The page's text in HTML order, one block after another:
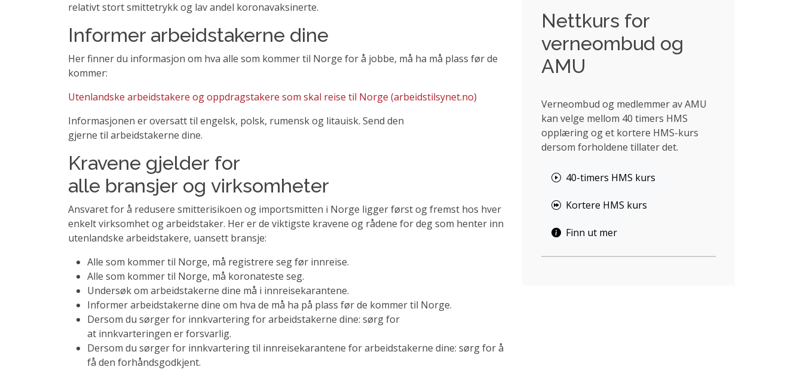
relativt stort smittetrykk og lav andel koronavaksinerte.
Informer arbeidstakerne dine
Her finner du informasjon om hva alle som kommer til Norge for å jobbe, må ha må plass før de
kommer:
Utenlandske arbeidstakere og oppdragstakere som skal reise til Norge (arbeidstilsynet.no)
Informasjonen er oversatt til engelsk, polsk, rumensk og litauisk. Send den
gjerne til arbeidstakerne dine.
Kravene gjelder for
alle bransjer og virksomheter
Ansvaret for å redusere smitterisikoen og importsmitten i Norge ligger først og fremst hos hver
enkelt virksomhet og arbeidstaker. Her er de viktigste kravene og rådene for deg som henter inn
utenlandske arbeidstakere, uansett bransje:
Alle som kommer til Norge, må registrere seg før innreise.
Alle som kommer til Norge, må koronateste seg.
Undersøk om arbeidstakerne dine må i innreisekarantene.
Informer arbeidstakerne dine om hva de må ha på plass før de kommer til Norge.
Dersom du sørger for innkvartering for arbeidstakerne dine: sørg for
at innkvarteringen er forsvarlig.
Dersom du sørger for innkvartering til innreisekarantene for arbeidstakerne dine: sørg for å
få den forhåndsgodkjent.
Nettkurs for
verneombud og
AMU
Verneombud og medlemmer av AMU
kan velge mellom 40 timers HMS
opplæring og et kortere HMS-kurs
dersom forholdene tillater det.
40-timers HMS kurs
Kortere HMS kurs
Finn ut mer